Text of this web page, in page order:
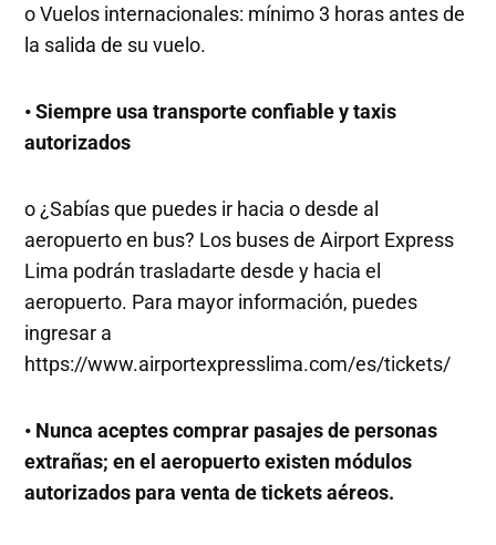
o Vuelos internacionales: mínimo 3 horas antes de
la salida de su vuelo.
• Siempre usa transporte confiable y taxis
autorizados
o ¿Sabías que puedes ir hacia o desde al
aeropuerto en bus? Los buses de Airport Express
Lima podrán trasladarte desde y hacia el
aeropuerto. Para mayor información, puedes
ingresar a
https://www.airportexpresslima.com/es/tickets/
• Nunca aceptes comprar pasajes de personas
extrañas; en el aeropuerto existen módulos
autorizados para venta de tickets aéreos.